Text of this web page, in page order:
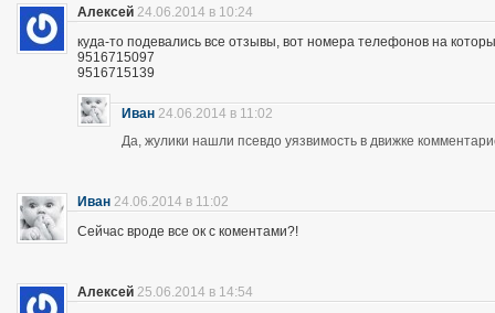
Алексей 24.06.2014 в 10:24
куда-то подевались все отзывы, вот номера телефонов на
9516715097
9516715139
Иван 24.06.2014 в 11:02
Да, жулики нашли псевдо уязвимость в движке
Иван 24.06.2014 в 11:02
Сейчас вроде все ок с коментами?!
Алексей 25.06.2014 в 14:54